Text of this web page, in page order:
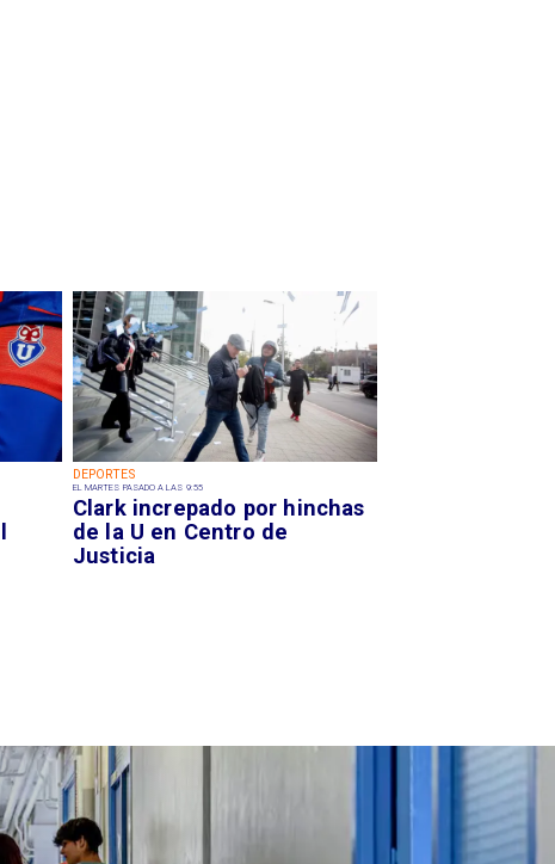
DEPORTES
EL MARTES PASADO A LAS 9:55
Clark increpado por hinchas
de la U en Centro de
Justicia